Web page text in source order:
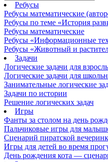
Ребусы
Ребусы математические
Ребусы по теме «История
Ребусы математические
Ребусы «Информационные
Ребусы «Животный и
Задачи
Логические задачи для
Логические задачи для
Занимательные логические
Задачи по истории
Решение логических задач
Игры
Фанты за столом на день
Пальчиковые игры для
Сценарий пиратской
Игры для детей во время
День рождения кота —